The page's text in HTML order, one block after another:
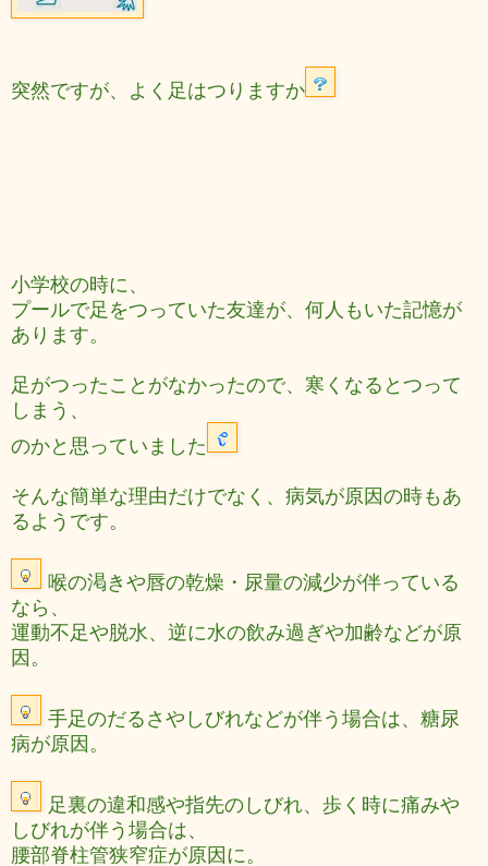
突然ですが、よく足はつりますか
小学校の時に、
プールで足をつっていた友達が、何人もいた記憶が
あります。
足がつったことがなかったので、寒くなるとつって
しまう、
のかと思っていました
そんな簡単な理由だけでなく、病気が原因の時もあ
るようです。
喉の渇きや唇の乾燥・尿量の減少が伴っている
なら、
運動不足や脱水、逆に水の飲み過ぎや加齢などが原
因。
手足のだるさやしびれなどが伴う場合は、糖尿
病が原因。
足裏の違和感や指先のしびれ、歩く時に痛みや
しびれが伴う場合は、
腰部脊柱管狭窄症が原因に。